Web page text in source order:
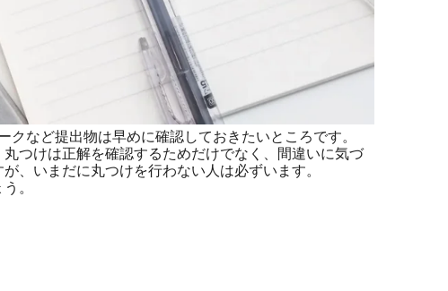
など提出物は早めに確認しておきたいところです。
つけは正解を確認するためだけでなく、間違いに気づ
、いまだに丸つけを行わない人は必ずいます。
。